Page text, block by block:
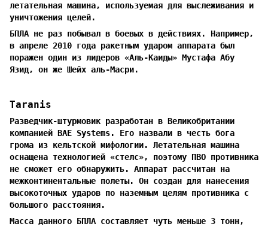
летательная машина, используемая для выслеживания и
уничтожения целей.
БПЛА не раз побывал в боевых в действиях. Например,
в апреле 2010 года ракетным ударом аппарата был
поражен один из лидеров «Аль-Каиды» Мустафа Абу
Язид, он же Шейх аль-Масри.
Taranis
Разведчик-штурмовик разработан в Великобритании
компанией BAE Systems. Его назвали в честь бога
грома из кельтской мифологии. Летательная машина
оснащена технологией «стелс», поэтому ПВО противника
не сможет его обнаружить. Аппарат рассчитан на
межконтинентальные полеты. Он создан для нанесения
высокоточных ударов по наземным целям противника с
большого расстояния.
Масса данного БПЛА составляет чуть меньше 3 тонн,